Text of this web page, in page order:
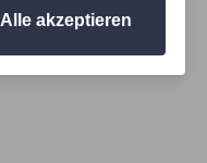
Alle akzeptieren